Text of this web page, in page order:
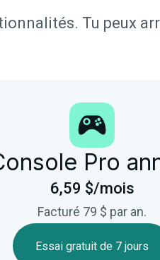
Tu peux
Pro
6,59 $/mois
Facturé 79 $ par an.
Essai gratuit de 7 jours